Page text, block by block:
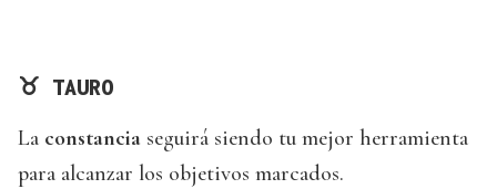
♉ TAURO
La constancia seguirá siendo tu mejor herramienta
para alcanzar los objetivos marcados.